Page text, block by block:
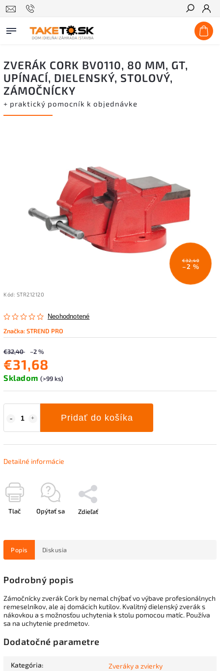
Hľadať
ZVERÁK CORK BV0110, 80 MM, GT,
UPÍNACÍ, DIELENSKÝ, STOLOVÝ,
ZÁMOČNÍCKY
+ praktický pomocník k objednávke
€32,40
–2 %
Kód: STR212120
Neohodnotené
Značka:STREND PRO
€32,40 –2 %
€31,68
Skladom (>99 ks)
Pridať do košíka
Detailné informácie
Tlač Opýtať sa Zdieľať
Popis Diskusia
Podrobný popis
Zámočnícky zverák Cork by nemal chýbať vo výbave profesionálnych
remeselníkov, ale aj domácich kutilov. Kvalitný dielenský zverák s
nákovkou a s možnosťou uchytenia k stolu pomocou matíc. Používa
sa na uchytenie predmetov.
Dodatočné parametre
Kategória: Zveráky a zvierky